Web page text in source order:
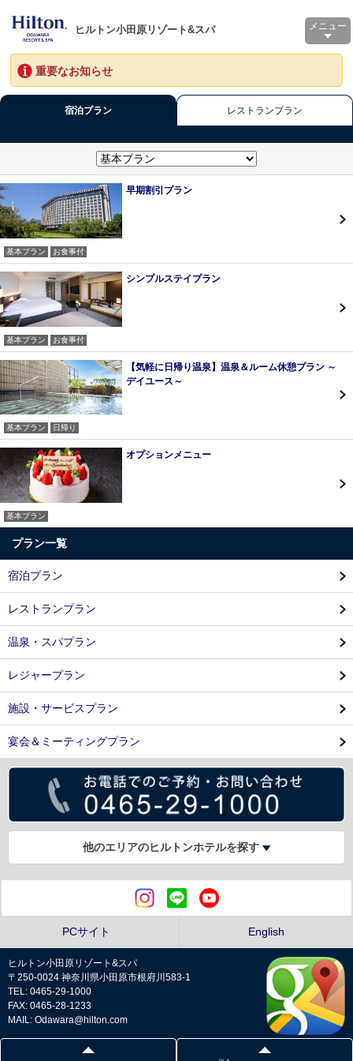
ヒルトン小田原リゾート&スパ メニュー
重要なお知らせ
宿泊プラン レストランプラン
早期割引プラン
基本プラン お食事付
シンプルステイプラン
基本プラン お食事付
【気軽に日帰り温泉】温泉＆ルーム休憩プラン ～
デイユース～
基本プラン 日帰り
オプションメニュー
基本プラン
プラン一覧
宿泊プラン
レストランプラン
温泉・スパプラン
レジャープラン
施設・サービスプラン
宴会＆ミーティングプラン
他のエリアのヒルトンホテルを探す
PCサイト English
ヒルトン小田原リゾート&スパ
〒250-0024 神奈川県小田原市根府川583-1
TEL: 0465-29-1000
FAX: 0465-28-1233
MAIL: Odawara@hilton.com
プライバシーポリシー